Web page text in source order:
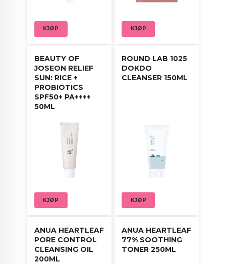
for optimal absorpsjon.
KJØP KJØP
BEAUTY OF
JOSEON RELIEF
SUN: RICE +
PROBIOTICS
SPF50+ PA++++
50ML
KJØP
ROUND LAB 1025
DOKDO
CLEANSER 150ML
KJØP
ANUA HEARTLEAF
PORE CONTROL
CLEANSING OIL
200ML
ANUA HEARTLEAF
77% SOOTHING
TONER 250ML